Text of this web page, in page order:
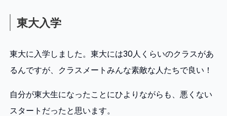
東大入学
東大に入学しました。東大には30人くらいのクラスがあ
るんですが、クラスメートみんな素敵な人たちで良い！
自分が東大生になったことにひよりながらも、悪くない
スタートだったと思います。